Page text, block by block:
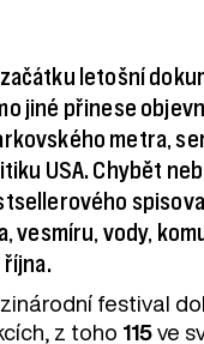
letošní
jiné přinese
metra,
USA. Chybět
vesmíru, vody,
října.
festival
z toho 115 ve